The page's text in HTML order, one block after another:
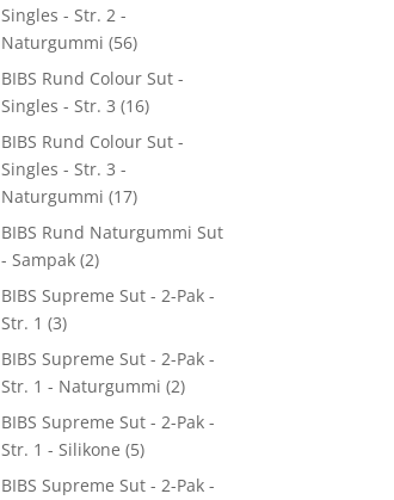
Singles - Str. 2 -
Naturgummi (56)
BIBS Rund Colour Sut -
Singles - Str. 3 (16)
BIBS Rund Colour Sut -
Singles - Str. 3 -
Naturgummi (17)
BIBS Rund Naturgummi Sut
- Sampak (2)
BIBS Supreme Sut - 2-Pak -
Str. 1 (3)
BIBS Supreme Sut - 2-Pak -
Str. 1 - Naturgummi (2)
BIBS Supreme Sut - 2-Pak -
Str. 1 - Silikone (5)
BIBS Supreme Sut - 2-Pak -